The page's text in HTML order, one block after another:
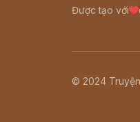
Được tạo với
© 2024